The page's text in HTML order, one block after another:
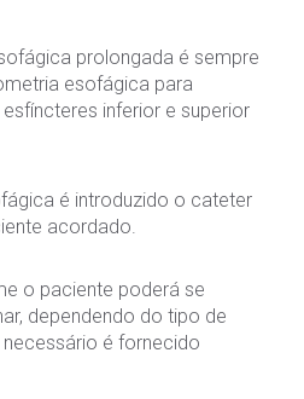
prolongada é sempre
esofágica para
inferior e superior
é introduzido o cateter
acordado.
o paciente poderá se
dependendo do tipo de
é fornecido